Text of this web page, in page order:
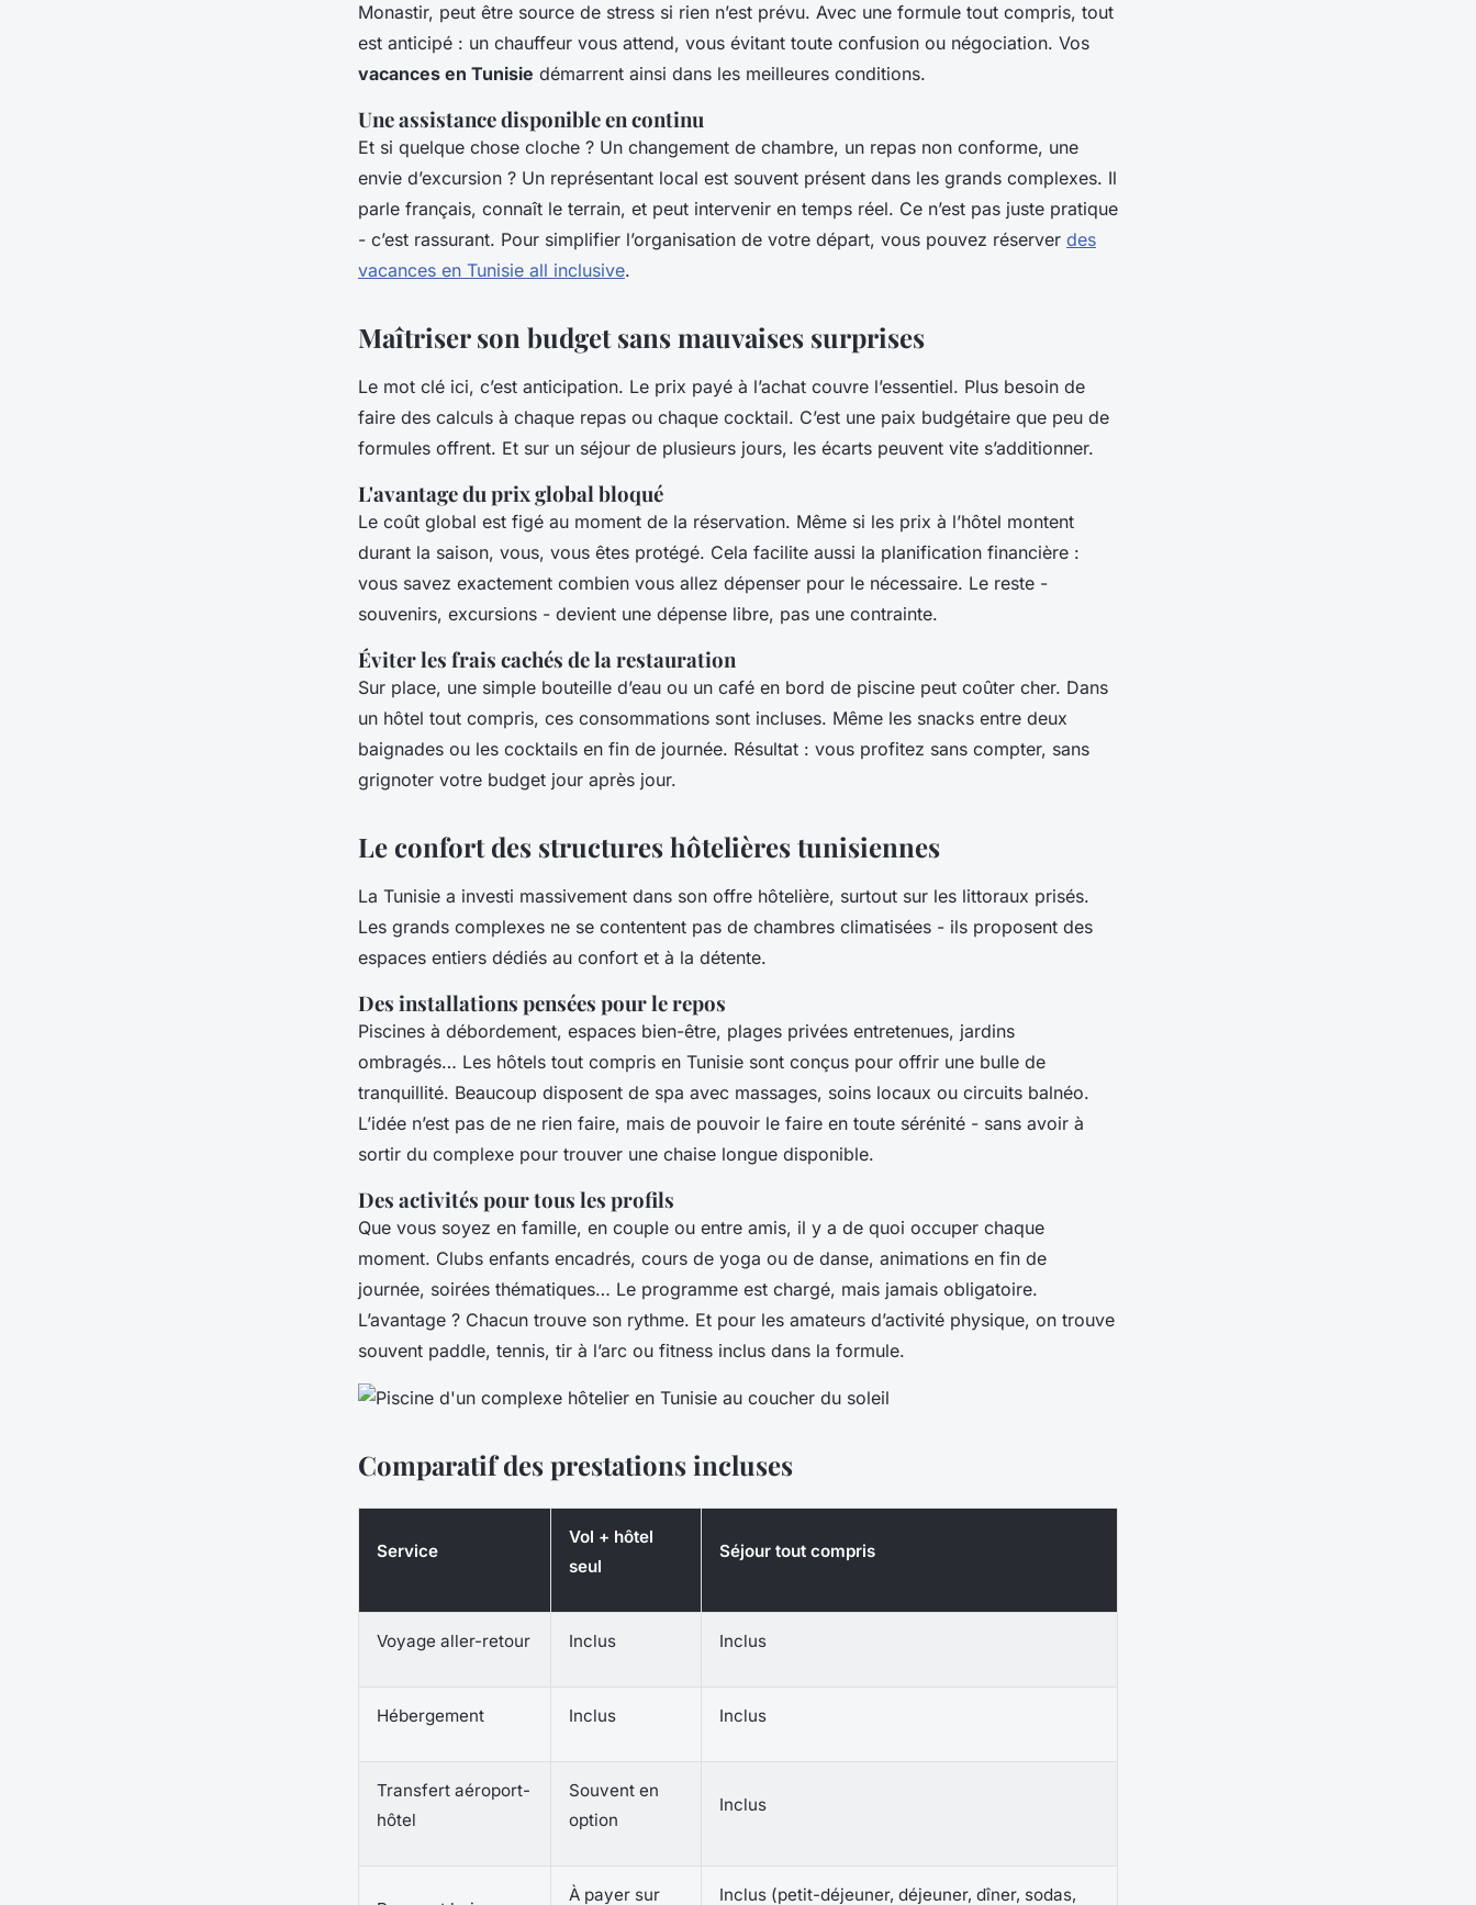
Monastir, peut être source de stress si rien n’est prévu. Avec une formule tout compris, tout
est anticipé : un chauffeur vous attend, vous évitant toute confusion ou négociation. Vos
vacances en Tunisie démarrent ainsi dans les meilleures conditions.
Une assistance disponible en continu
Et si quelque chose cloche ? Un changement de chambre, un repas non conforme, une
envie d’excursion ? Un représentant local est souvent présent dans les grands complexes. Il
parle français, connaît le terrain, et peut intervenir en temps réel. Ce n’est pas juste pratique
- c’est rassurant. Pour simplifier l’organisation de votre départ, vous pouvez réserver des
vacances en Tunisie all inclusive.
Maîtriser son budget sans mauvaises surprises
Le mot clé ici, c’est anticipation. Le prix payé à l’achat couvre l’essentiel. Plus besoin de
faire des calculs à chaque repas ou chaque cocktail. C’est une paix budgétaire que peu de
formules offrent. Et sur un séjour de plusieurs jours, les écarts peuvent vite s’additionner.
L'avantage du prix global bloqué
Le coût global est figé au moment de la réservation. Même si les prix à l’hôtel montent
durant la saison, vous, vous êtes protégé. Cela facilite aussi la planification financière :
vous savez exactement combien vous allez dépenser pour le nécessaire. Le reste -
souvenirs, excursions - devient une dépense libre, pas une contrainte.
Éviter les frais cachés de la restauration
Sur place, une simple bouteille d’eau ou un café en bord de piscine peut coûter cher. Dans
un hôtel tout compris, ces consommations sont incluses. Même les snacks entre deux
baignades ou les cocktails en fin de journée. Résultat : vous profitez sans compter, sans
grignoter votre budget jour après jour.
Le confort des structures hôtelières tunisiennes
La Tunisie a investi massivement dans son offre hôtelière, surtout sur les littoraux prisés.
Les grands complexes ne se contentent pas de chambres climatisées - ils proposent des
espaces entiers dédiés au confort et à la détente.
Des installations pensées pour le repos
Piscines à débordement, espaces bien-être, plages privées entretenues, jardins
ombragés… Les hôtels tout compris en Tunisie sont conçus pour offrir une bulle de
tranquillité. Beaucoup disposent de spa avec massages, soins locaux ou circuits balnéo.
L’idée n’est pas de ne rien faire, mais de pouvoir le faire en toute sérénité - sans avoir à
sortir du complexe pour trouver une chaise longue disponible.
Des activités pour tous les profils
Que vous soyez en famille, en couple ou entre amis, il y a de quoi occuper chaque
moment. Clubs enfants encadrés, cours de yoga ou de danse, animations en fin de
journée, soirées thématiques… Le programme est chargé, mais jamais obligatoire.
L’avantage ? Chacun trouve son rythme. Et pour les amateurs d’activité physique, on trouve
souvent paddle, tennis, tir à l’arc ou fitness inclus dans la formule.
Comparatif des prestations incluses
Service
Vol + hôtel
seul
Séjour tout compris
Voyage aller-retour Inclus Inclus
Hébergement Inclus Inclus
Transfert aéroport-
hôtel
Souvent en
option
Inclus
À payer sur Inclus (petit-déjeuner, déjeuner, dîner, sodas,